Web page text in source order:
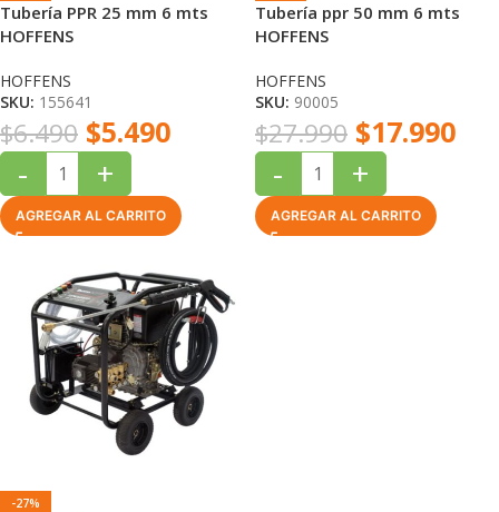
Tubería PPR 25 mm 6 mts
HOFFENS
HOFFENS
SKU: 155641
$6.490 $5.490
- +
AGREGAR AL CARRITO
Tubería ppr 50 mm 6 mts
HOFFENS
HOFFENS
SKU: 90005
$27.990 $17.990
- +
AGREGAR AL CARRITO
-27%